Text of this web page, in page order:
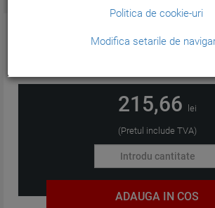
CARACTERISTICI GENERALE:
215,66 lei
(Pretul include TVA)
ADAUGA IN COS
Politica de cookie-uri
Modifica setarile de